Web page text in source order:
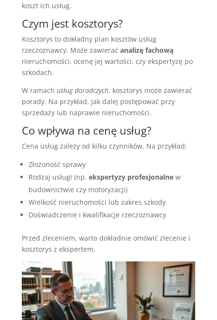
koszt ich usług.
Czym jest kosztorys?
Kosztorys to dokładny plan kosztów usług
rzeczoznawcy. Może zawierać analizę fachową
nieruchomości, ocenę jej wartości, czy ekspertyzę po
szkodach.
W ramach usług doradczych, kosztorys może zawierać
porady. Na przykład, jak dalej postępować przy
sprzedaży lub naprawie nieruchomości.
Co wpływa na cenę usług?
Cena usług zależy od kilku czynników. Na przykład:
Złożoność sprawy
Rodzaj usługi (np. ekspertyzy profesjonalnew
budownictwie czy motoryzacji)
Wielkość nieruchomości lub zakres szkody
Doświadczenie i kwalifikacje rzeczoznawcy
Przed zleceniem, warto dokładnie omówić zlecenie i
kosztorys z ekspertem.